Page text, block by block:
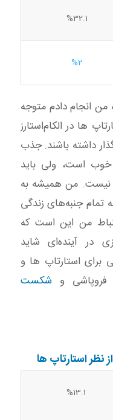
%32.1
%2
من انجام دادم متوجه
ها در الکام‌استارز
داشته باشند. جذب
خوب است، ولی باید
نیست. من همیشه به
تمام جنبه‌های زندگی
من این است که
در آینده‌ای شاید
برای استارتاپ ها و
فروپاشی وشکست
نظر استارتاپ ها
%13.1